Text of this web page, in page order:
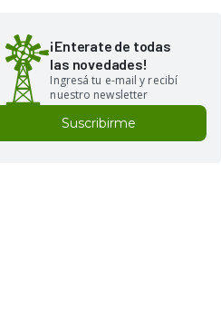
¡Enterate de todas
las novedades!
Ingresá tu e-mail y recibí
nuestro newsletter
Suscribirme